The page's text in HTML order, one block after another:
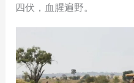
四伏，血腥遍野。